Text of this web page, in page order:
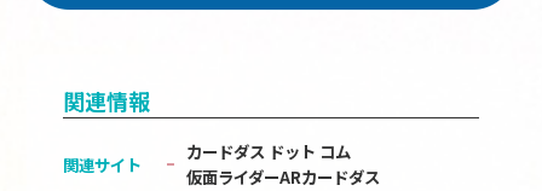
関連情報
関連サイト
カードダス ドット コム
仮面ライダーARカードダス